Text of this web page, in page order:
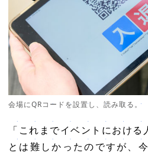
会場にQRコードを設置し、読み取る。
「これまでイベントにおけ
とは難しかったのですが、